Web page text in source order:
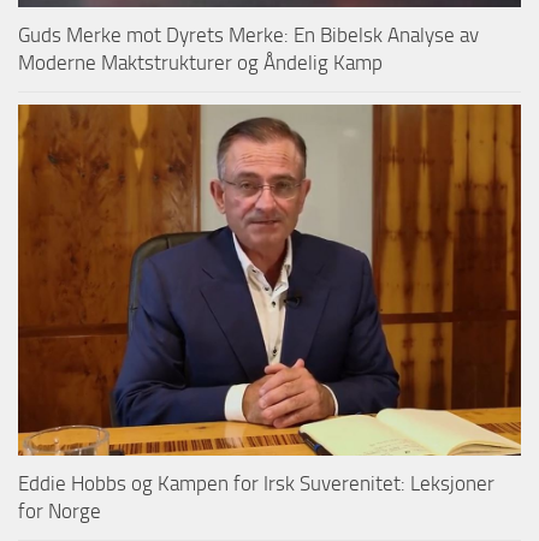
Guds Merke mot Dyrets Merke: En Bibelsk Analyse av
Moderne Maktstrukturer og Åndelig Kamp
Eddie Hobbs og Kampen for Irsk Suverenitet: Leksjoner
for Norge